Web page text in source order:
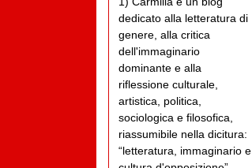
dedicato alla letteratura di
genere, alla critica
dell'immaginario
dominante e alla
riflessione culturale,
artistica, politica,
sociologica e filosofica,
riassumibile nella dicitura:
“letteratura, immaginario e